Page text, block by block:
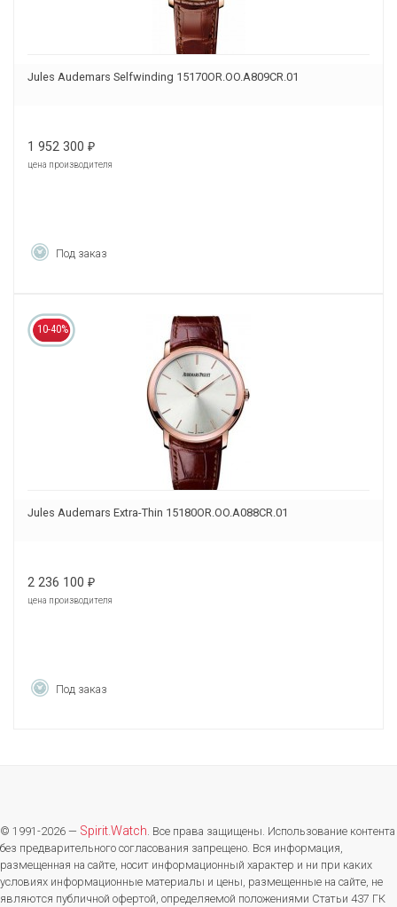
Jules Audemars Selfwinding 15170OR.OO.A809CR.01
1 952 300 ₽
цена производителя
Под заказ
10-40%
Jules Audemars Extra-Thin 15180OR.OO.A088CR.01
2 236 100 ₽
цена производителя
Под заказ
© 1991-2026 — Spirit.Watch . Все права защищены. Использование контента
без предварительного согласования запрещено. Вся информация,
размещенная на сайте, носит информационный характер и ни при каких
условиях информационные материалы и цены, размещенные на сайте, не
являются публичной офертой, определяемой положениями Статьи 437 ГК